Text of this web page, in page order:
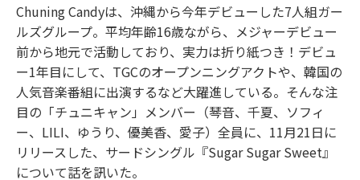
Chuning Candyは、沖縄から今年デビューした7人組ガー
ルズグループ。平均年齢16歳ながら、メジャーデビュー
前から地元で活動しており、実力は折り紙つき！デビュ
ー1年目にして、TGCのオープンニングアクトや、韓国の
人気音楽番組に出演するなど大躍進している。そんな注
目の「チュニキャン」メンバー（琴音、千夏、ソフィ
ー、LILI、ゆうり、優美香、愛子）全員に、11月21日に
リリースした、サードシングル『Sugar Sugar Sweet』
について話を訊いた。